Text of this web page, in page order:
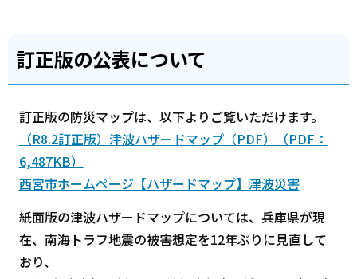
訂正版の公表について
訂正版の防災マップは、以下よりご覧いただけます。
（R8.2訂正版）津波ハザードマップ（PDF）（PDF：
6,487KB）
西宮市ホームページ【ハザードマップ】津波災害
紙面版の津波ハザードマップについては、兵庫県が現
在、南海トラフ地震の被害想定を12年ぶりに見直して
おり、